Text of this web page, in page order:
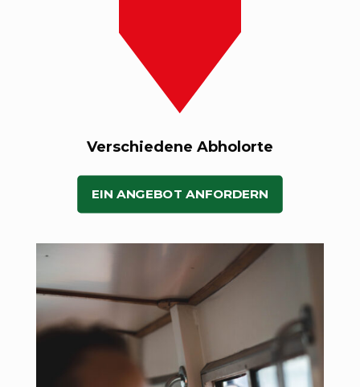
Verschiedene Abholorte
EIN ANGEBOT ANFORDERN